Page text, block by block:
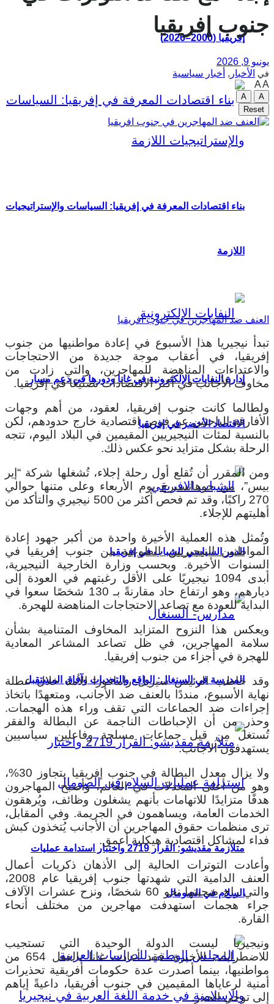
إفريقيا (2000–2026)
بناء اقتصادات المعرفة في إفريقيا: السياسات والإستراتيجيات
اللازمة
إدارة النفايات الإلكترونية في غانا ودورها في دعم مسار
الاقتصاد الأخضر في إفريقيا
الدور السياسي للشباب في إفريقيا
المدرسة في السنغال: الواقع والتحديات وآفاق المستقبل
متلازمة مقديشو: القرار 2719 واختبار استدامة عمليات
السلام في الصومال
جنوب إفريقيا
يونيو 9, 2026
في الأخبار , أخبار سياسية
AA
A
A
Reset
العنف ضد المهاجرين في جنوب افريقيا
تبدأ نيجيريا هذا الأسبوع في إعادة مواطنيها من جنوب
إفريقيا، في أعقاب موجة جديدة من الاحتجاجات
والاعتداءات المناهضة للمهاجرين، والتي زادت من
مخاوف الأجانب في أكثر الاقتصادات تصنيعًا في إفريقيا.
ولطالما كانت جنوب إفريقيا، لعقود، من أهم وجهات
الأفارقة الباحثين عن فرص اقتصادية خارج حدودهم، لكن
بالنسبة لمئات النيجيريين المقيمين في البلاد اليوم، تتجه
الرحلة بشكل متزايد نحو عكس ذلك.
ومن المقرر أن تُقلع أول رحلة إجلاء، تُشغلها شركة “إير
بيس”، من جوهانسبرج يوم الأربعاء وعلى متنها حوالي
270 راكبًا، وقد تم فحص أكثر من 500 نيجيري والتأكد من
أهليتهم للإجلاء.
وتُمثل هذه العملية الأخيرة واحدة من أكبر جهود إعادة
المواطنين النيجيريين الطوعية من جنوب إفريقيا في
السنوات الأخيرة. وبحسب وزارة الخارجية النيجيرية،
أبدى 1094 نيجيريًا على الأقل رغبتهم في العودة إلى
ديارهم، وهو ارتفاع حاد مقارنةً بـ 130 شخصًا سعوا في
البداية للعودة مع تصاعد الاحتجاجات المناهضة للهجرة.
ويعكس هذا النزوح المتزايد المخاوف المتنامية بشأن
سلامة المهاجرين، في ظل تصاعد المشاعر المعادية
للهجرة في أجزاء من جنوب إفريقيا.
وقد خاطب الرئيس سيريل رامافوزا الأمة خلال عطلة
نهاية الأسبوع، منددًا بالعنف ضد الأجانب، ومتعهدًا باتخاذ
إجراءات ضد الجماعات التي تقف وراء هذه الهجمات.
وحذر من أن الإحباطات الناجمة عن البطالة والفقر
تُستغل من قبل جماعات مسلحة وفاعلين سياسيين
يستهدفون الأجانب.
ولا يزال معدل البطالة في جنوب إفريقيا يتجاوز 30%،
وهو من أعلى المعدلات في العالم، وأصبح المهاجرون
هدفًا متزايدًا للاتهامات بأنهم يشغلون وظائف، ويُرهقون
الخدمات العامة، ويساهمون في الجريمة. وفي المقابل،
ترى منظمات حقوق المهاجرين أن الأجانب يُتخذون كبش
فداء لمشاكل اقتصادية هيكلية أعمق.
وأعادت التوترات الحالية إلى الأذهان ذكريات أعمال
العنف الدامية التي شهدتها جنوب إفريقيا عام 2008،
والتي راح ضحيتها نحو 60 شخصًا، ونزح عشرات الآلاف
جراء هجمات استهدفت مهاجرين من مختلف أنحاء
القارة.
ونيجيريا ليست الدولة الوحيدة التي تستجيب
للاضطرابات الأخيرة. فقد أعادت غانا بالفعل 654 من
مواطنيها، بينما أصدرت عدة حكومات أفريقية تحذيرات
أمنية لرعاياها المقيمين في جنوب أفريقيا، داعيةً إياهم
إلى توخي الحذر.